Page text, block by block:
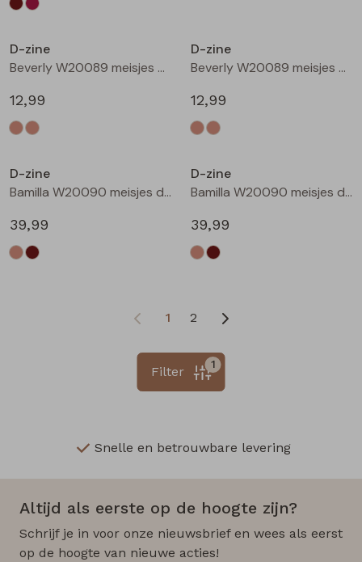
D-zine
Beverly W20089 meisjes T-shirt korte mouw Ecru
12,99
D-zine
Beverly W20089 meisjes T-shirt korte mouw Ecru melee
12,99
D-zine
Bamilla W20090 meisjes denim jack Kit
39,99
D-zine
Bamilla W20090 meisjes denim jack Bruin
39,99
1 2
1
Filter
Snelle en betrouwbare levering
Altijd als eerste op de hoogte zijn?
Schrijf je in voor onze nieuwsbrief en wees als eerst
op de hoogte van nieuwe acties!